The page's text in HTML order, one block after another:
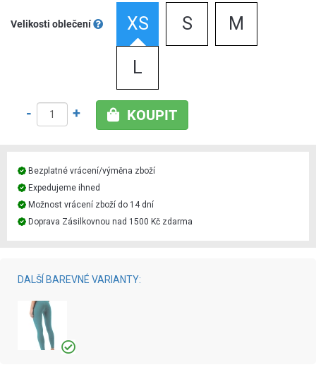
Velikosti oblečení XS S M
L
- + KOUPIT
Bezplatné vrácení/výměna zboží
Expedujeme ihned
Možnost vrácení zboží do 14 dní
Doprava Zásilkovnou nad 1500 Kč zdarma
DALŠÍ BAREVNÉ VARIANTY: